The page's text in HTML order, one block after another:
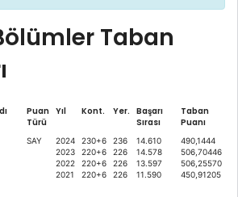
Taban
Puan
Türü
Yıl Kont. Yer. Başarı
Sırası
Taban
Puanı
SAY
2024
2023
2022
2021
230+6
220+6
220+6
220+6
236
226
226
226
14.610
14.578
13.597
11.590
490,1444
506,70446
506,25570
450,91205